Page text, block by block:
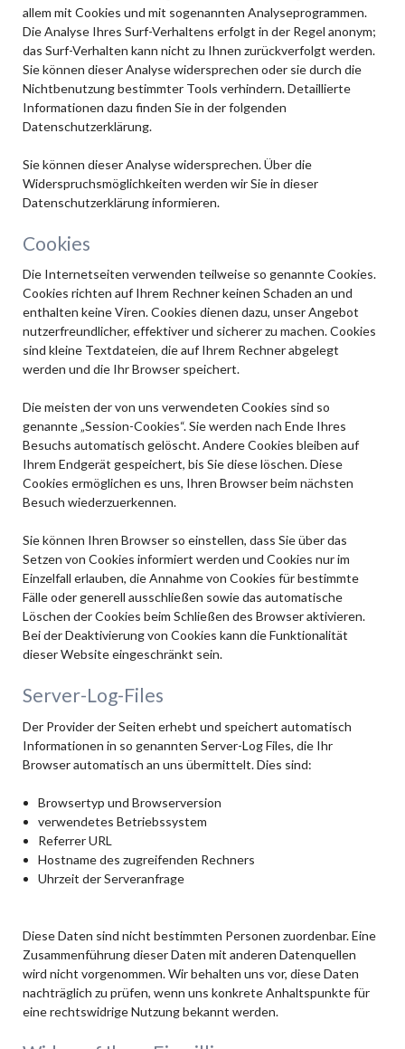
allem mit Cookies und mit sogenannten Analyseprogrammen.
Die Analyse Ihres Surf-Verhaltens erfolgt in der Regel anonym;
das Surf-Verhalten kann nicht zu Ihnen zurückverfolgt werden.
Sie können dieser Analyse widersprechen oder sie durch die
Nichtbenutzung bestimmter Tools verhindern. Detaillierte
Informationen dazu finden Sie in der folgenden
Datenschutzerklärung.
Sie können dieser Analyse widersprechen. Über die
Widerspruchsmöglichkeiten werden wir Sie in dieser
Datenschutzerklärung informieren.
Cookies
Die Internetseiten verwenden teilweise so genannte Cookies.
Cookies richten auf Ihrem Rechner keinen Schaden an und
enthalten keine Viren. Cookies dienen dazu, unser Angebot
nutzerfreundlicher, effektiver und sicherer zu machen. Cookies
sind kleine Textdateien, die auf Ihrem Rechner abgelegt
werden und die Ihr Browser speichert.
Die meisten der von uns verwendeten Cookies sind so
genannte „Session-Cookies“. Sie werden nach Ende Ihres
Besuchs automatisch gelöscht. Andere Cookies bleiben auf
Ihrem Endgerät gespeichert, bis Sie diese löschen. Diese
Cookies ermöglichen es uns, Ihren Browser beim nächsten
Besuch wiederzuerkennen.
Sie können Ihren Browser so einstellen, dass Sie über das
Setzen von Cookies informiert werden und Cookies nur im
Einzelfall erlauben, die Annahme von Cookies für bestimmte
Fälle oder generell ausschließen sowie das automatische
Löschen der Cookies beim Schließen des Browser aktivieren.
Bei der Deaktivierung von Cookies kann die Funktionalität
dieser Website eingeschränkt sein.
Server-Log-Files
Der Provider der Seiten erhebt und speichert automatisch
Informationen in so genannten Server-Log Files, die Ihr
Browser automatisch an uns übermittelt. Dies sind:
Browsertyp und Browserversion
verwendetes Betriebssystem
Referrer URL
Hostname des zugreifenden Rechners
Uhrzeit der Serveranfrage
Diese Daten sind nicht bestimmten Personen zuordenbar. Eine
Zusammenführung dieser Daten mit anderen Datenquellen
wird nicht vorgenommen. Wir behalten uns vor, diese Daten
nachträglich zu prüfen, wenn uns konkrete Anhaltspunkte für
eine rechtswidrige Nutzung bekannt werden.